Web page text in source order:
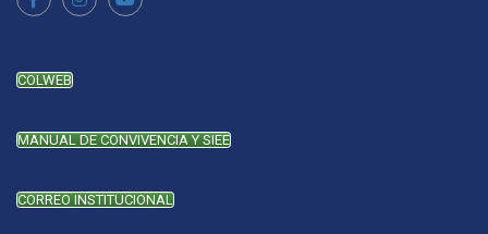
COLWEB
MANUAL DE CONVIVENCIA Y SIEE
CORREO INSTITUCIONAL